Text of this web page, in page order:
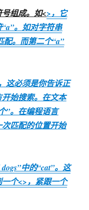
组成。如<>，它
。如对字符串
配。而第二个“a”
这必须是你告诉正
始搜索。在文本
”。在编程语言
匹配的位置开始
中的“cat”。这
个<>，紧跟一个